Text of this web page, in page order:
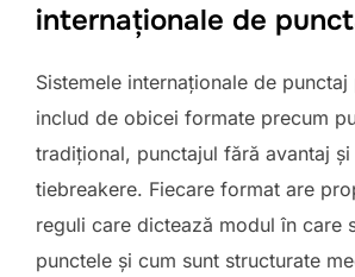
internaționale de
Sistemele internaționale de
includ de obicei formate precum
tradițional, punctajul fără avantaj și
tiebreakere. Fiecare format are
reguli care dictează modul în care
punctele și cum sunt structurate